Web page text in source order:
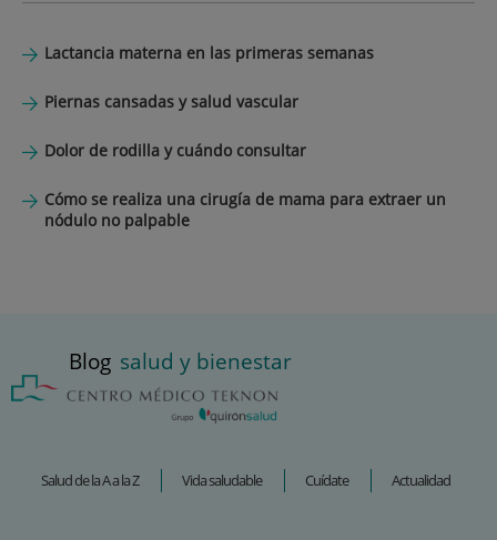
Lactancia materna en las primeras semanas
Piernas cansadas y salud vascular
Dolor de rodilla y cuándo consultar
Cómo se realiza una cirugía de mama para extraer un
nódulo no palpable
Blog salud y bienestar
Salud de la A a la Z Vida saludable Cuídate Actualidad